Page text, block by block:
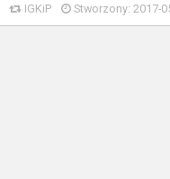
IGKiP Stworzony: 2017-